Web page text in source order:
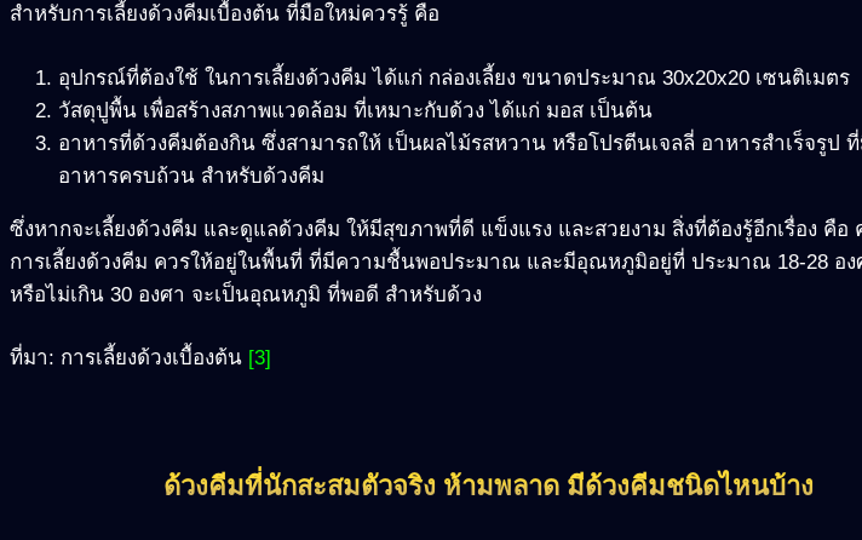
สำหรับการเลี้ยงด้วงคีมเบื้องต้น ที่มือใหม่ควรรู้ คือ
อุปกรณ์ที่ต้องใช้ ในการเลี้ยงด้วงคีม ได้แก่ กล่องเลี้ยง ขนาดประมาณ 30x20x20 เซนติเมตร
วัสดุปูพื้น เพื่อสร้างสภาพแวดล้อม ที่เหมาะกับด้วง ได้แก่ มอส เป็นต้น
อาหารที่ด้วงคีมต้องกิน ซึ่งสามารถให้ เป็นผลไม้รสหวาน หรือโปรตีนเจลลี่ อาหารสำเร็จรูป
อาหารครบถ้วน สำหรับด้วงคีม
ซึ่งหากจะเลี้ยงด้วงคีม และดูแลด้วงคีม ให้มีสุขภาพที่ดี แข็งแรง และสวยงาม สิ่งที่ต้องรู้อีกเรื่อง คือ
การเลี้ยงด้วงคีม ควรให้อยู่ในพื้นที่ ที่มีความชื้นพอประมาณ และมีอุณหภูมิอยู่ที่ ประมาณ 18-28 อง
หรือไม่เกิน 30 องศา จะเป็นอุณหภูมิ ที่พอดี สำหรับด้วง
ที่มา: การเลี้ยงด้วงเบื้องต้น [3]
ด้วงคีมที่นักสะสมตัวจริง ห้ามพลาด มีด้วงคีมชนิดไหนบ้าง